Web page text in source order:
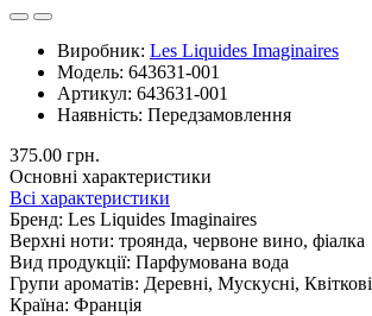
Виробник: Les Liquides Imaginaires
Модель: 643631-001
Артикул: 643631-001
Наявність: Передзамовлення
375.00 грн.
Основні характеристики
Всі характеристики
Бренд: Les Liquides Imaginaires
Верхні ноти: троянда, червоне вино, фіалка
Вид продукції: Парфумована вода
Групи ароматів: Деревні, Мускусні, Квіткові
Країна: Франція